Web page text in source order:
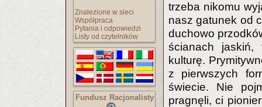
Znalezione w sieci
Współpraca
Pytania i odpowiedzi
Listy od czytelników
Fundusz Racjonalisty
trzeba nikomu
nasz gatunek od
duchowo
ścianach jaskiń,
kulturę.
z pierwszych
świecie. Nie
pragnęli, ci